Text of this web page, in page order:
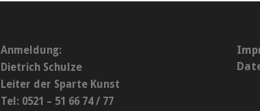
Anmeldung:
Dietrich Schulze
Leiter der Sparte Kunst
Tel: 0521 – 51 66 74 / 77